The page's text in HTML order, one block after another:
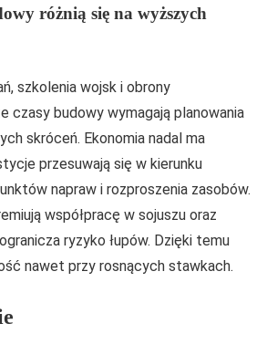
różnią się na wyższych
szkolenia wojsk i obrony
czasy budowy wymagają planowania
skróceń. Ekonomia nadal ma
przesuwają się w kierunku
napraw i rozproszenia zasobów.
współpracę w sojuszu oraz
ryzyko łupów. Dzięki temu
nawet przy rosnących stawkach.